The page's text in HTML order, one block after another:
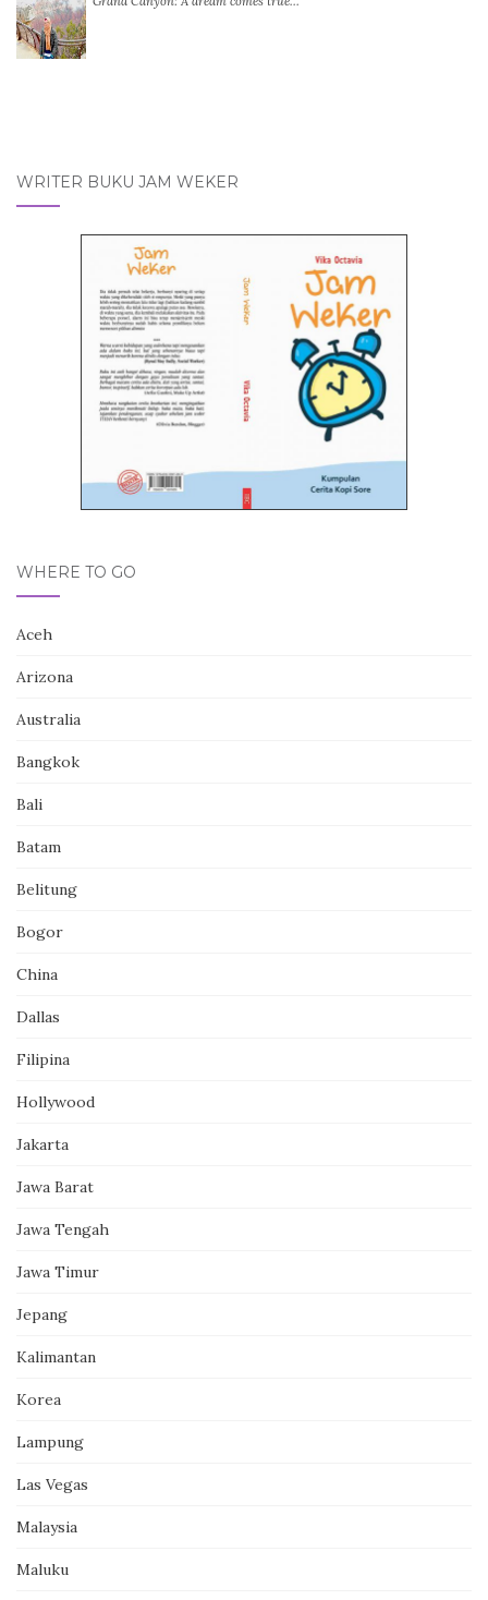
WRITER BUKU JAM WEKER
WHERE TO GO
Aceh
Arizona
Australia
Bangkok
Bali
Batam
Belitung
Bogor
China
Dallas
Filipina
Hollywood
Jakarta
Jawa Barat
Jawa Tengah
Jawa Timur
Jepang
Kalimantan
Korea
Lampung
Las Vegas
Malaysia
Maluku